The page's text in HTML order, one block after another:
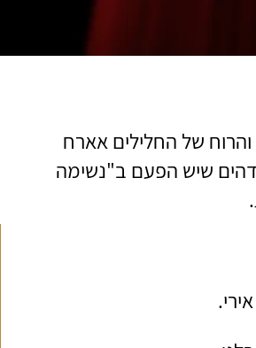
והרוח של החלילים אארח
שיש הפעם ב"נשימה